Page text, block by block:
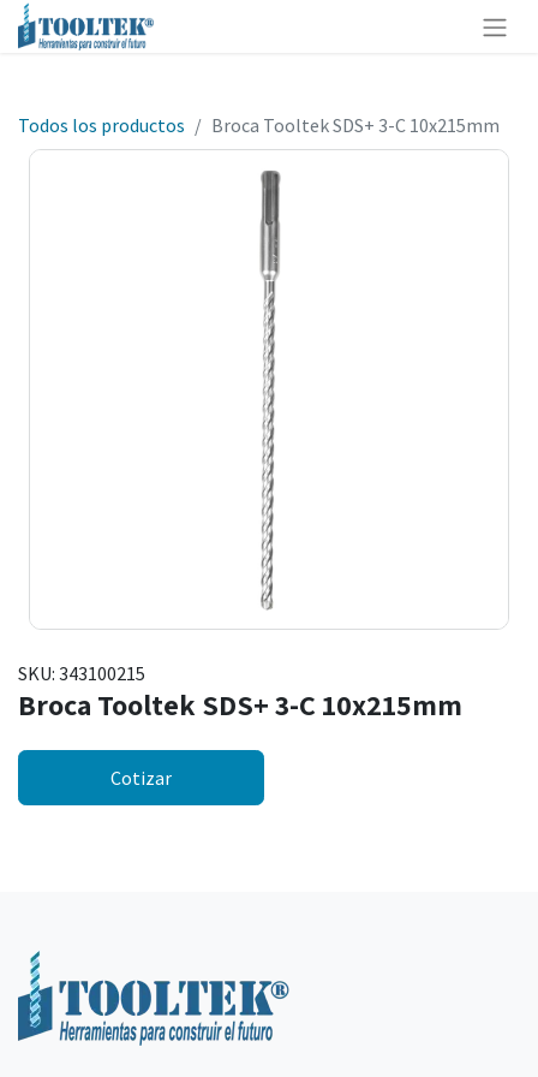
Todos los productos Broca Tooltek SDS+ 3-C 10x215mm
SKU: 343100215
Broca Tooltek SDS+ 3-C 10x215mm
Cotizar